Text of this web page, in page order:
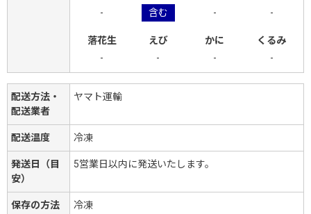
-
含む - -
落花生 えび かに
くるみ
-
- - -
配送方法・
配送業者
ヤマト運輸
配送温度 冷凍
発送日（目
安）
5営業日以内に発送いたします。
保存の方法 冷凍